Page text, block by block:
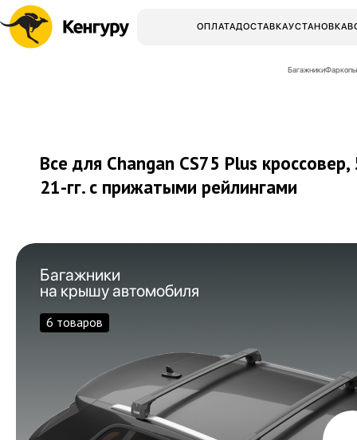
ОПЛАТАДОСТАВКАУСТАНОВКА
БагажникиФаркопы
Все для Changan CS75 Plus кроссовер,
21-гг.с прижатыми рейлингами
Багажники
на крышу автомобиля
6 товаров